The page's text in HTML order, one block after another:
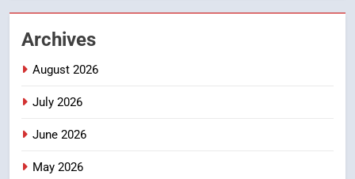
3
Archives
August 2026
July 2026
June 2026
May 2026